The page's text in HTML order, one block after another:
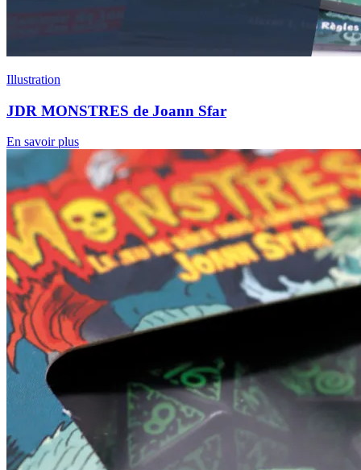
Illustration
JDR MONSTRES de Joann Sfar
En savoir plus